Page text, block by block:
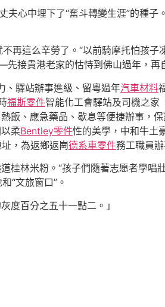
心中埋下了“奮斗轉變生涯”的種子
再這么辛勞了。“以前騎摩托怕孩子
接貴港老家的怙恃到佛山過年，再
、驛站辦事進級、留粵過年汽車材料
福斯零件智能化工會驛站及司機之家
飯、應急藥品、歇息等便捷辦事，
柔Bentley零件性的美學，中和牛土
，為返鄉返崗德系車零件務工職員辦
桂林米粉。“孩子們隨著志愿者學唱
“文旅窗口”。
度百分之五十一點二。」